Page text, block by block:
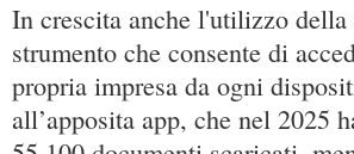
In crescita anche l'utilizzo della
strumento che consente di
propria impresa da ogni
all’apposita app, che nel 2025